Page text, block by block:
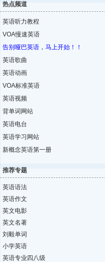
热点频道
英语听力教程
VOA慢速英语
告别哑巴英语，马上开始！！
英语歌曲
英语动画
VOA标准英语
英语视频
背单词网站
英语电台
英语学习网站
新概念英语第一册
推荐专题
英语语法
英语作文
英文电影
英文名著
刘毅单词
小学英语
英语专业四八级